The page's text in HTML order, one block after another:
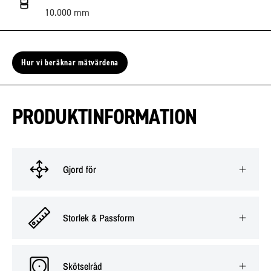
10.000 mm
Hur vi beräknar mätvärdena
PRODUKTINFORMATION
Gjord för
Storlek & Passform
Skötselråd